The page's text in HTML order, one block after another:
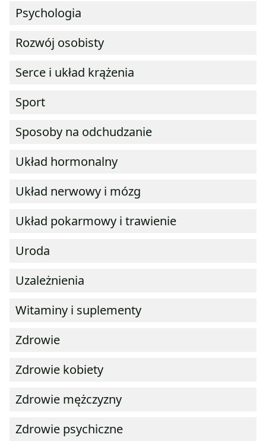
Psychologia
Rozwój osobisty
Serce i układ krążenia
Sport
Sposoby na odchudzanie
Układ hormonalny
Układ nerwowy i mózg
Układ pokarmowy i trawienie
Uroda
Uzależnienia
Witaminy i suplementy
Zdrowie
Zdrowie kobiety
Zdrowie mężczyzny
Zdrowie psychiczne